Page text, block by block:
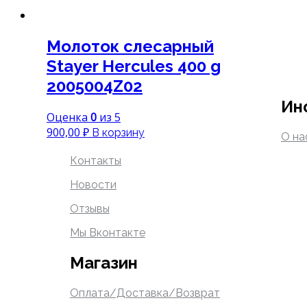
Молоток слесарный
Stayer Hercules 400 g
2005004Z02
Оценка 0 из 5
900,00 ₽ В корзину
О
Контакты
Новости
Отзывы
Мы Вконтакте
Магазин
Оплата/Доставка/Возврат